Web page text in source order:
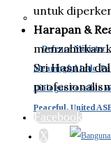
Defence Minister:
Meaningful Indo-
Dialogue Possible
Peaceful, United
untuk
Harapan &
menzahirkan
Sri Hasnah
Facebook
X